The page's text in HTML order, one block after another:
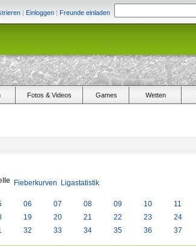
| Einloggen | Freunde einladen
Fotos & Videos Games Wetten
Fieberkurven Ligastatistik
06 07 08 09 10 11
19 20 21 22 23 24
32 33 34 35 36 37